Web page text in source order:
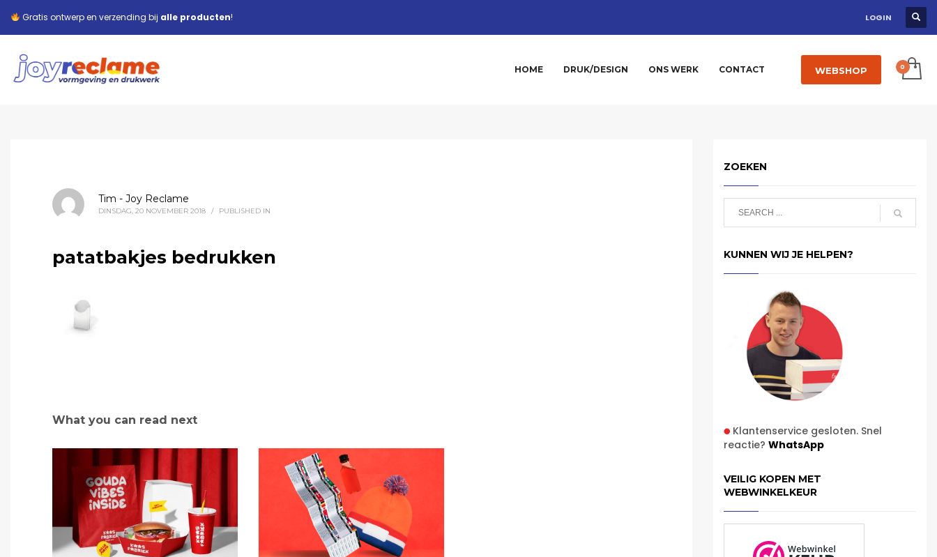
Gratis ontwerp en verzending bij alle producten! LOGIN
HOME DRUK/DESIGN ONS WERK CONTACT WEBSHOP
Tim - Joy Reclame
DINSDAG, 20 NOVEMBER 2018 / PUBLISHED IN
patatbakjes bedrukken
What you can read next
ZOEKEN
KUNNEN WIJ JE HELPEN?
Klantenservice gesloten. Snel
reactie? WhatsApp
VEILIG KOPEN MET
WEBWINKELKEUR